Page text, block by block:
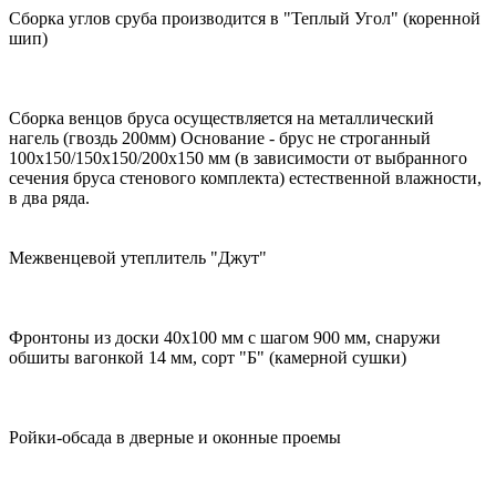
Сборка углов сруба производится в "Теплый Угол" (коренной
шип)
Сборка венцов бруса осуществляется на металлический
нагель (гвоздь 200мм) Основание - брус не строганный
100х150/150х150/200х150 мм (в зависимости от выбранного
сечения бруса стенового комплекта) естественной влажности,
в два ряда.
Межвенцевой утеплитель "Джут"
Фронтоны из доски 40х100 мм с шагом 900 мм, снаружи
обшиты вагонкой 14 мм, сорт "Б" (камерной сушки)
Ройки-обсада в дверные и оконные проемы